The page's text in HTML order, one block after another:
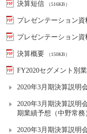
決算短信 （516KB）
プレゼンテーション資
プレゼンテーション資
決算概要 （150KB）
FY2020セグメント別
2020年3月期決算説明
2020年3月期決算説明
期業績予想（中野常務
2020年3月期決算説明